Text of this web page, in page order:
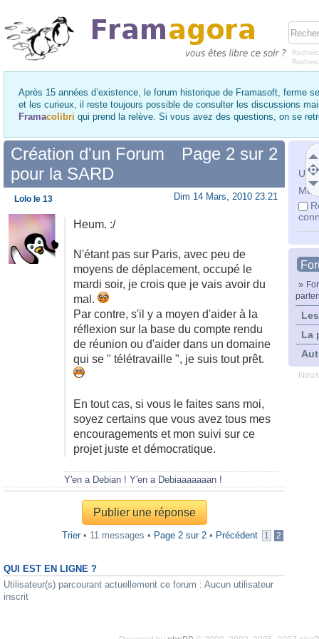
Après 15 années d’existence, le forum historique de Framasoft, ferme
et les curieux, il reste toujours possible de consulter les discussions
Framacolibri qui prend la relève. Si vous avez des questions, on se
Mot
»
La
Page 2 sur 2
Création d'un Forum
pour la SARD
Dim 14 Mars, 2010 23:21
Heum. :/
N'étant pas sur Paris, avec peu de
moyens de déplacement, occupé le
mardi soir, je crois que je vais avoir du
mal.
Par contre, s'il y a moyen d'aider à la
réflexion sur la base du compte rendu
de réunion ou d'aider dans un domaine
qui se " télétravaille ", je suis tout prêt.
En tout cas, si vous le faites sans moi,
soyez certains que vous avez tous mes
encouragements et mon suivi sur ce
projet juste et démocratique.
Y'en a Debian ! Y'en a Debiaaaaaaan !
Lolo le 13
Publier une réponse
Trier• 11 messages • Page 2 sur 2 • Précédent 1 2
QUI EST EN LIGNE ?
Utilisateur(s) parcourant actuellement ce forum : Aucun utilisateur
inscrit